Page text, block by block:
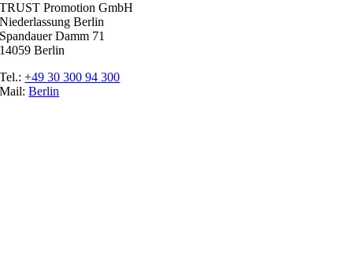
TRUST Promotion GmbH
Niederlassung Berlin
Spandauer Damm 71
14059 Berlin
Tel.:+49 30 300 94 300
Mail:Berlin